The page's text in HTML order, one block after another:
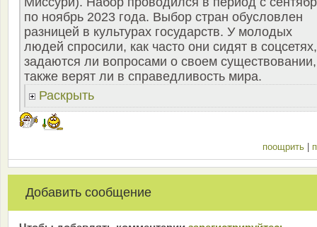
по ноябрь 2023 года. Выбор стран обусловлен
разницей в культурах государств. У молодых
людей спросили, как часто они сидят в соцсетях,
задаются ли вопросами о своем
также верят ли в справедливость мира.
Раскрыть
поощрить |
Добавить сообщение